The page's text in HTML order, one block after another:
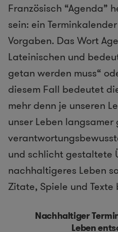
Französisch “Agenda”
sein: ein
Vorgaben. Das Wort
Lateinischen und
getan werden muss“
diesem Fall bedeutet
mehr denn je unseren
unser Leben
und schlicht gestaltete
nachhaltigeres Leben
Zitate, Spiele und
Nachhaltiger
Leben